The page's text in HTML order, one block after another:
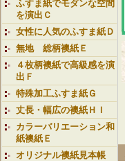
ふすま紙でモダンな空間
を演出Ｃ
女性に人気のふすま紙Ｄ
無地 総柄襖紙Ｅ
４枚柄襖紙で高級感を演
出Ｆ
特殊加工ふすま紙Ｇ
丈長・幅広の襖紙ＨＩ
カラーバリエーション和
紙襖紙Ｅ
オリジナル襖紙見本帳